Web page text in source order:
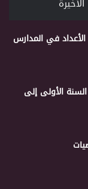
الأخيرة
في المدارس
الأولى إلى